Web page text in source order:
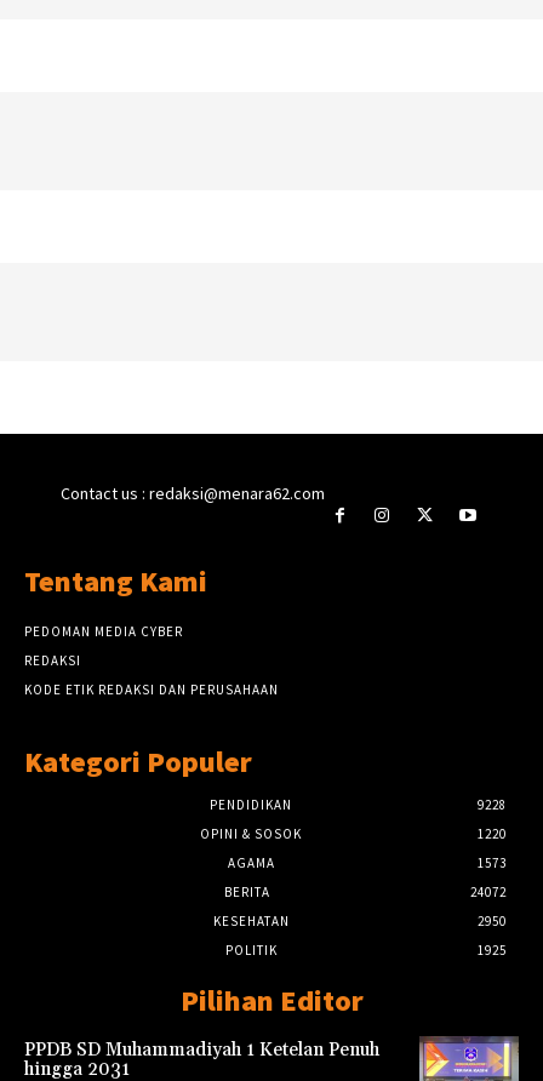
Contact us : redaksi@menara62.com
Tentang Kami
PEDOMAN MEDIA CYBER
REDAKSI
KODE ETIK REDAKSI DAN PERUSAHAAN
Kategori Populer
PENDIDIKAN
9228
OPINI & SOSOK
1220
AGAMA
1573
BERITA
24072
KESEHATAN
2950
POLITIK
1925
Pilihan Editor
PPDB SD Muhammadiyah 1 Ketelan Penuh
hingga 2031